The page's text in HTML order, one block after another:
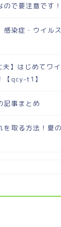
ので要注意です！
感染症・ウイル
夫】はじめてワ
【qcy-t1】
記事まとめ
を取る方法！夏